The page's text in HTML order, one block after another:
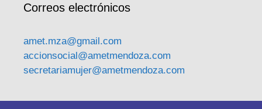
Correos electrónicos
amet.mza@gmail.com
accionsocial@ametmendoza.com
secretariamujer@ametmendoza.com